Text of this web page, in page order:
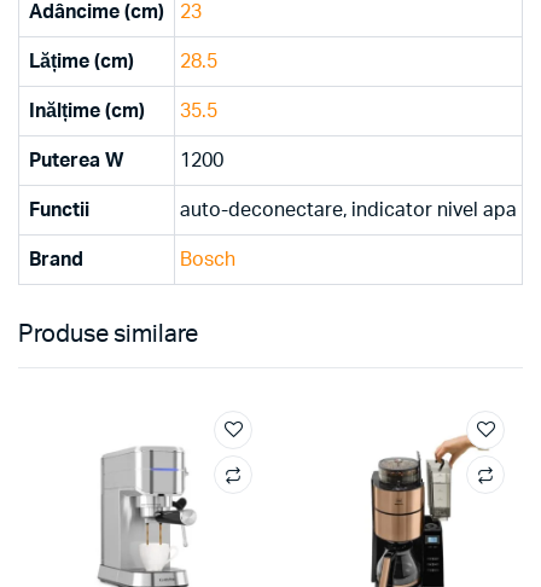
Adâncime (cm) 23
Lățime (cm) 28.5
Inălțime (cm) 35.5
Puterea W 1200
Functii auto-deconectare, indicator nivel apa
Brand Bosch
Produse similare